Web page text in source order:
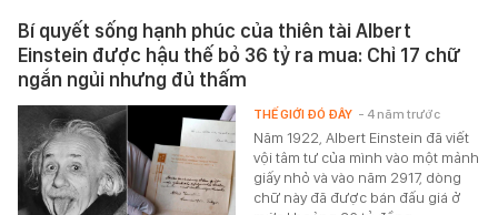
Bí quyết sống hạnh phúc của thiên tài Albert
Einstein được hậu thế bỏ 36 tỷ ra mua: Chỉ 17 chữ
ngắn ngủi nhưng đủ thấm
Năm 1922, Albert Einstein đã viết
vội tâm tư của mình vào một mảnh
giấy nhỏ và vào năm 2917, dòng
chữ này đã được bán đấu giá ở
THẾ GIỚI ĐÓ ĐÂY - 4 năm trước